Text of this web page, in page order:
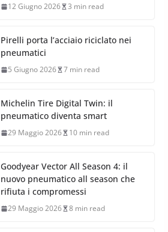
12 Giugno 2026 3 min read
Pirelli porta l’acciaio riciclato nei
pneumatici
5 Giugno 2026 7 min read
Michelin Tire Digital Twin: il
pneumatico diventa smart
29 Maggio 2026 10 min read
Goodyear Vector All Season 4: il
nuovo pneumatico all season che
rifiuta i compromessi
29 Maggio 2026 8 min read